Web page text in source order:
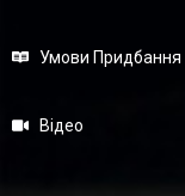
Умови Придбання
Відео